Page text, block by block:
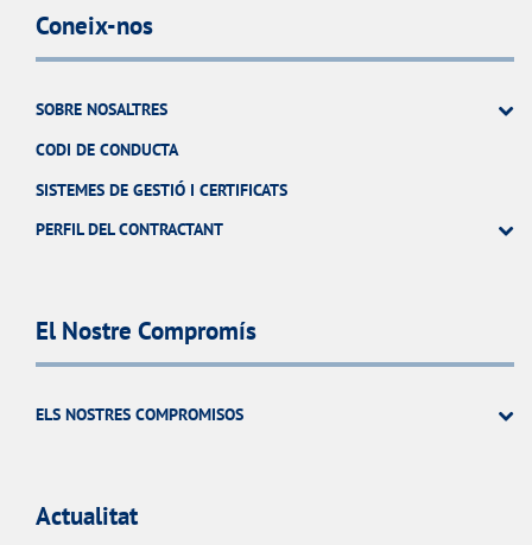
Coneix-nos
SOBRE NOSALTRES
CODI DE CONDUCTA
SISTEMES DE GESTIÓ I CERTIFICATS
PERFIL DEL CONTRACTANT
El Nostre Compromís
ELS NOSTRES COMPROMISOS
Actualitat